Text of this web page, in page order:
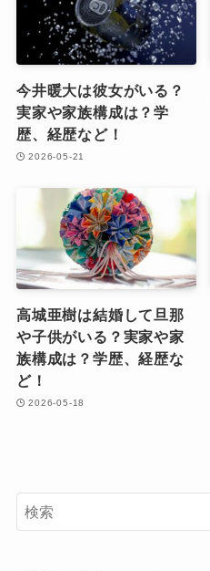
今井暖大は彼女がいる？
実家や家族構成は？学
歴、経歴など！
2026-05-21
高城亜樹は結婚して旦那
や子供がいる？実家や家
族構成は？学歴、経歴な
ど！
2026-05-18